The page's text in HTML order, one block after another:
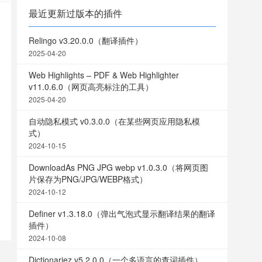
最近更新过版本的插件
Relingo v3.20.0.0（翻译插件）
2025-04-20
Web Highlights – PDF & Web Highlighter
v11.0.6.0（网页高亮标注的工具）
2025-04-20
自动隐私模式 v0.3.0.0（在某些网页应用隐私模
式）
2024-10-15
DownloadAs PNG JPG webp v1.0.3.0（将网页图
片保存为PNG/JPG/WEBP格式）
2024-10-12
Definer v1.3.18.0（弹出气泡式显示翻译结果的翻译
插件）
2024-10-08
Dictionariez v5.2.0.0（一个多语言的查词插件）